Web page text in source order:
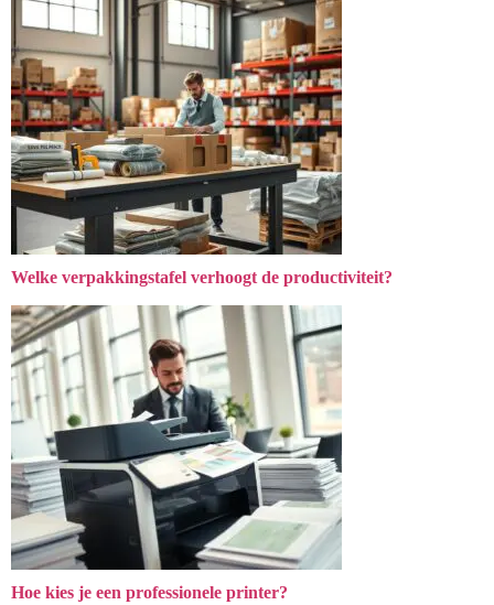
Welke verpakkingstafel verhoogt de productiviteit?
Hoe kies je een professionele printer?